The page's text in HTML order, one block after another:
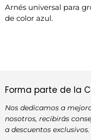
Arnés universal para
de color azul.
Forma parte de la
Nos dedicamos a
nosotros, recibirás
a descuentos exclusivos.